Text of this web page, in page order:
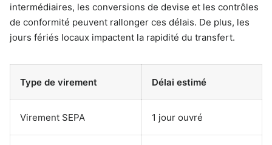
intermédiaires, les conversions de devise et les contrôles
de conformité peuvent rallonger ces délais. De plus, les
jours fériés locaux impactent la rapidité du transfert.
Type de virement Délai estimé
Virement SEPA 1 jour ouvré